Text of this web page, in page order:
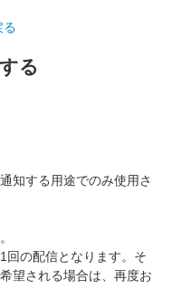
る
る
知する用途でのみ使用さ
回の配信となります。そ
望される場合は、再度お